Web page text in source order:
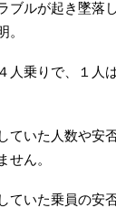
ブルが起き墜落
。
人乗りで、１人
ていた人数や安
せん。
ていた乗員の安